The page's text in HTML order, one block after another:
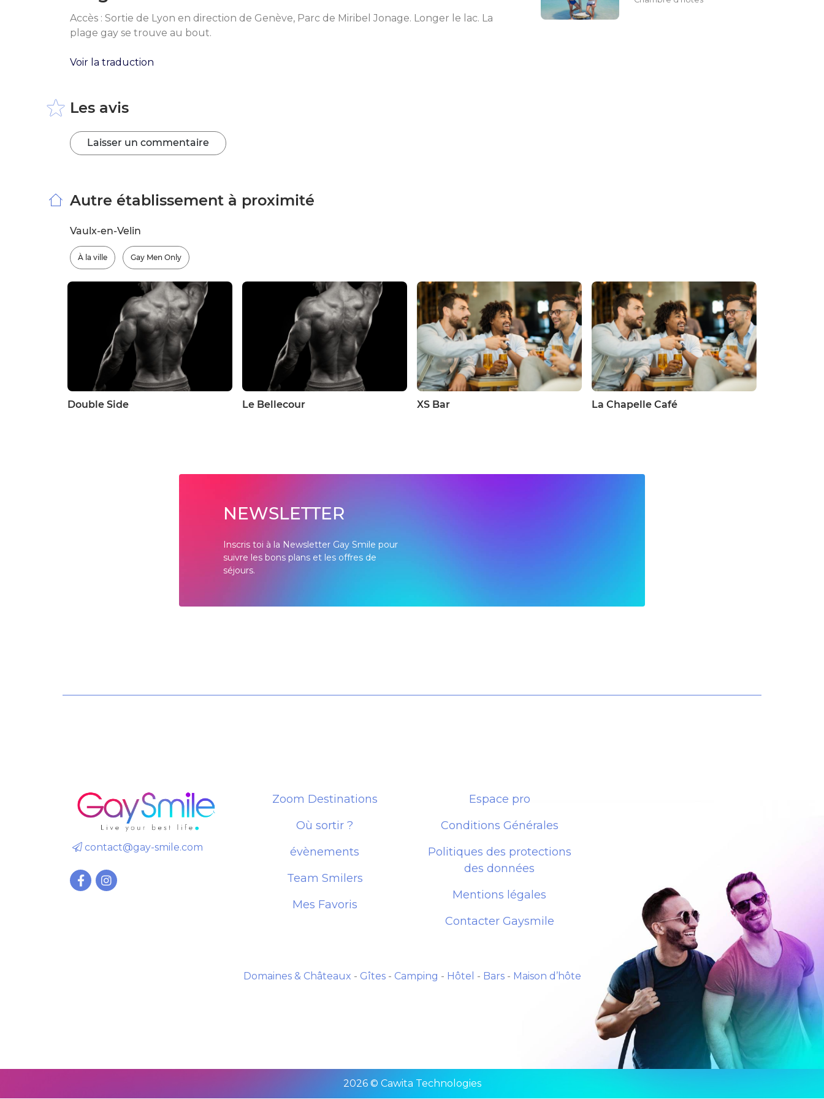
Accès : Sortie de Lyon en direction de Genève, Parc de Miribel Jonage. Longer le lac. La
plage gay se trouve au bout.
Voir la traduction
Les avis
Laisser un commentaire
Autre établissement à proximité
Vaulx-en-Velin
À la ville Gay Men Only
Double Side Le Bellecour XS Bar La Chapelle Café
NEWSLETTER
Inscris toi à la Newsletter Gay Smile pour
suivre les bons plans et les offres de
séjours.
contact@gay-smile.com
Zoom Destinations
Où sortir ?
évènements
Team Smilers
Mes Favoris
Espace pro
Conditions Générales
Politiques des protections
des données
Mentions légales
Contacter Gaysmile
Domaines & Châteaux - Gîtes- Camping - Hôtel - Bars- Maison d’hôte
2026 © Cawita Technologies